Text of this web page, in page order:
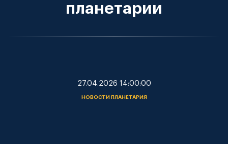
планетарии
27.04.2026 14:00:00
НОВОСТИ ПЛАНЕТАРИЯ